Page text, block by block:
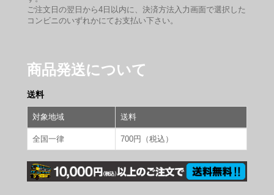
ご注文日の翌日から4日以内に、決済方法入力画面で選択した
コンビニのいずれかにてお支払い下さい。
商品発送について
送料
対象地域 送料
全国一律 700円（税込）